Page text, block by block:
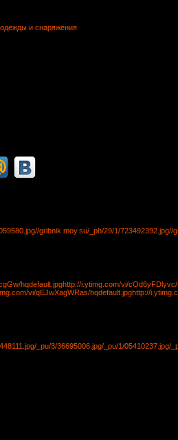
и снаряжения
//gribnik.moy.su/_ph/29/1/723492392.jpg//
hqdefault.jpghttp://i.ytimg.com/vi/
vi/qEJwXagWRas/hqdefault.jpghttp://
/_pu/3/36695006.jpg/_pu/1/05410237.jpg/